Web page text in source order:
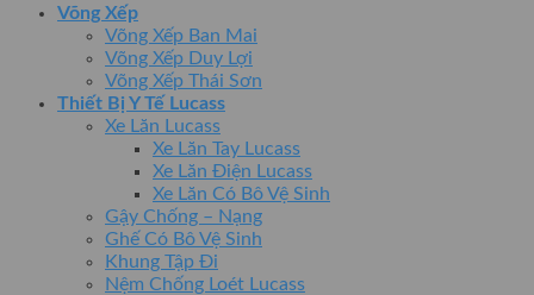
Võng Xếp
Võng Xếp Ban Mai
Võng Xếp Duy Lợi
Võng Xếp Thái Sơn
Thiết Bị Y Tế Lucass
Xe Lăn Lucass
Xe Lăn Tay Lucass
Xe Lăn Điện Lucass
Xe Lăn Có Bô Vệ Sinh
Gậy Chống – Nạng
Ghế Có Bô Vệ Sinh
Khung Tập Đi
Nệm Chống Loét Lucass